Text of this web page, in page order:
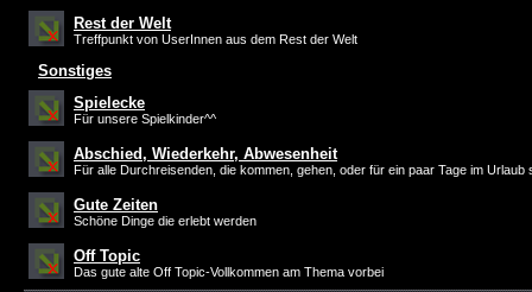
Rest der Welt
Treffpunkt von UserInnen aus dem Rest der Welt
Sonstiges
Spielecke
Für unsere Spielkinder^^
Abschied, Wiederkehr, Abwesenheit
Für alle Durchreisenden, die kommen, gehen, oder für ein paar Tage im Urlaub
Gute Zeiten
Schöne Dinge die erlebt werden
Off Topic
Das gute alte Off Topic-Vollkommen am Thema vorbei